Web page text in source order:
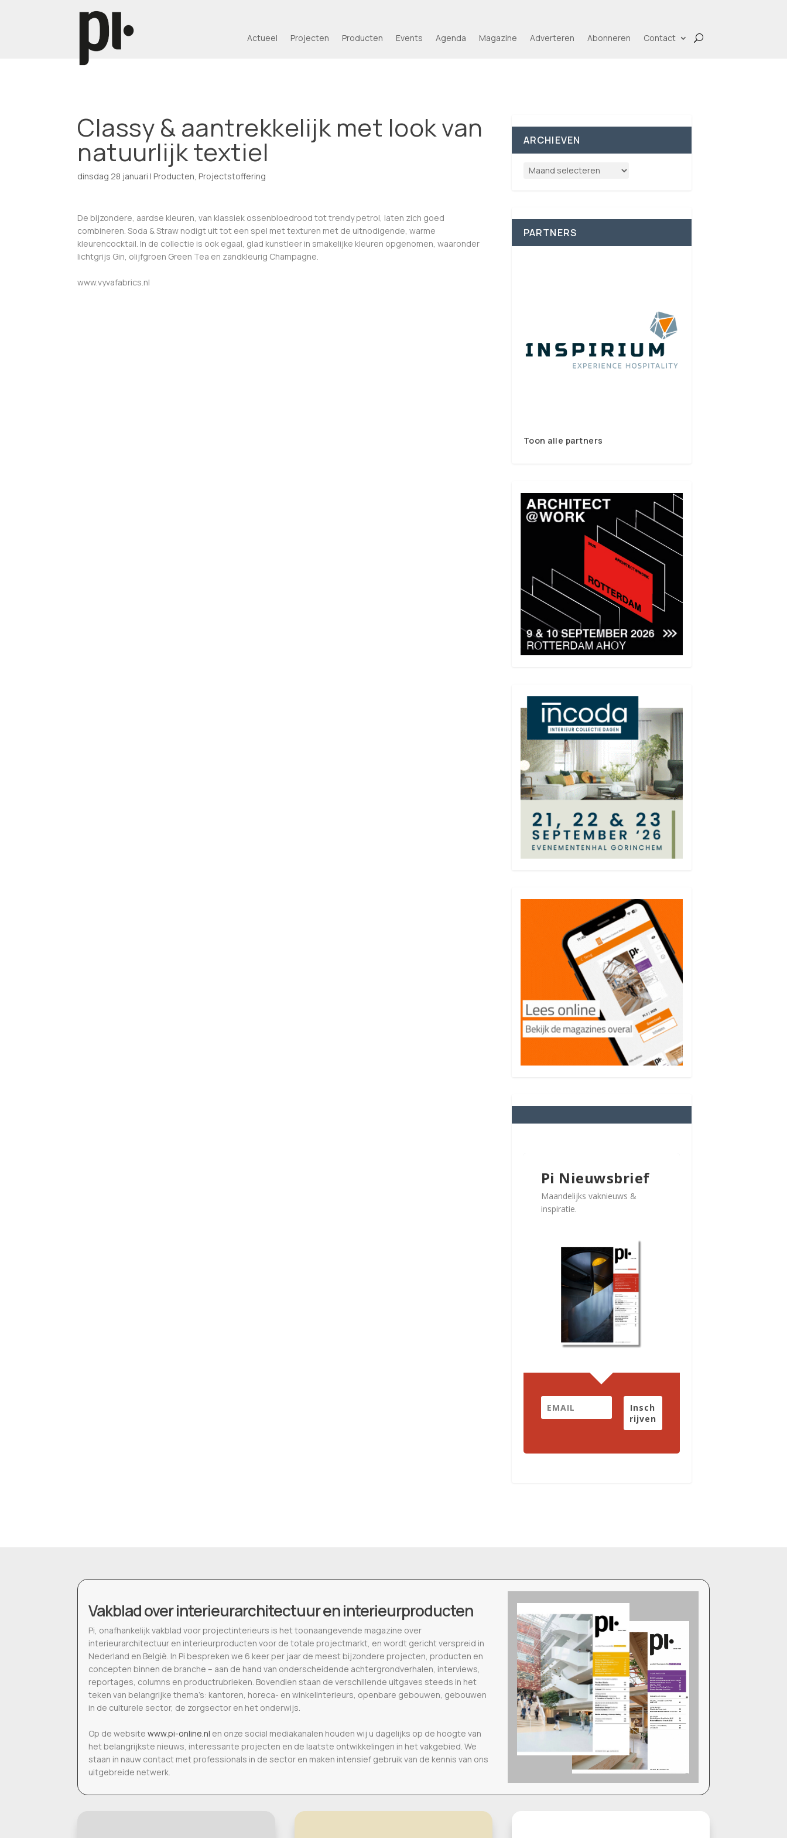
Actueel Projecten Producten Events Agenda Magazine Adverteren Abonneren Contact
Classy & aantrekkelijk met look van
natuurlijk textiel
dinsdag 28 januari | Producten Projectstoffering
De bijzondere, aardse kleuren, van klassiek ossenbloedrood tot trendy petrol, laten zich goed
combineren. Soda & Straw nodigt uit tot een spel met texturen met de uitnodigende, warme
kleurencocktail. In de collectie is ook egaal, glad kunstleer in smakelijke kleuren opgenomen, waaronder
lichtgrijs Gin, olijfgroen Green Tea en zandkleurig Champagne.
www.vyvafabrics.nl
ARCHIEVEN
PARTNERS
Toon alle partners
Pi Nieuwsbrief
Maandelijks vaknieuws &
inspiratie.
Insch
rijven
Vakblad over interieurarchitectuur en interieurproducten
Pi, onafhankelijk vakblad voor projectinterieurs is het toonaangevende magazine over
interieurarchitectuur en interieurproducten voor de totale projectmarkt, en wordt gericht verspreid in
Nederland en België. In Pi bespreken we 6 keer per jaar de meest bijzondere projecten, producten en
concepten binnen de branche – aan de hand van onderscheidende achtergrondverhalen, interviews,
reportages, columns en productrubrieken. Bovendien staan de verschillende uitgaves steeds in het
teken van belangrijke thema’s: kantoren, horeca- en winkelinterieurs, openbare gebouwen, gebouwen
in de culturele sector, de zorgsector en het onderwijs.
Op de website www.pi-online.nl en onze social mediakanalen houden wij u dagelijks op de hoogte van
het belangrijkste nieuws, interessante projecten en de laatste ontwikkelingen in het vakgebied. We
staan in nauw contact met professionals in de sector en maken intensief gebruik van de kennis van ons
uitgebreide netwerk.